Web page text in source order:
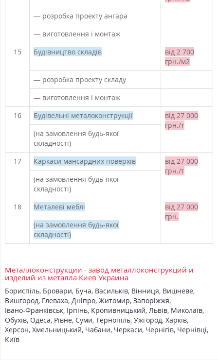
— розробка проекту ангара
— виготовлення і монтаж
15
Будівництво складів
від 2 700
грн./м2
— розробка проекту складу
— виготовлення і монтаж
16
Будівельні металоконструкції
від 27 000
грн./т
(на замовлення будь-якої
складності)
17
Каркаси мансардних поверхів
від 27 000
грн./т
(на замовлення будь-якої
складності)
18
Металеві меблі
від 27 000
грн.
(на замовлення будь-якої
складності)
Металлоконструкции - завод металлоконструкций и
изделий из металла Киев Украина
Бориспіль, Бровари, Буча, Васильків, Вінниця, Вишневе,
Вишгород, Глеваха, Дніпро, Житомир, Запоріжжя,
Івано-Франківськ, Ірпінь, Кропивницький, Львів, Миколаїв,
Обухів, Одеса, Рівне, Суми, Тернопіль, Ужгород, Харків,
Херсон, Хмельницький, Чабани, Черкаси, Чернігів, Чернівці,
Київ